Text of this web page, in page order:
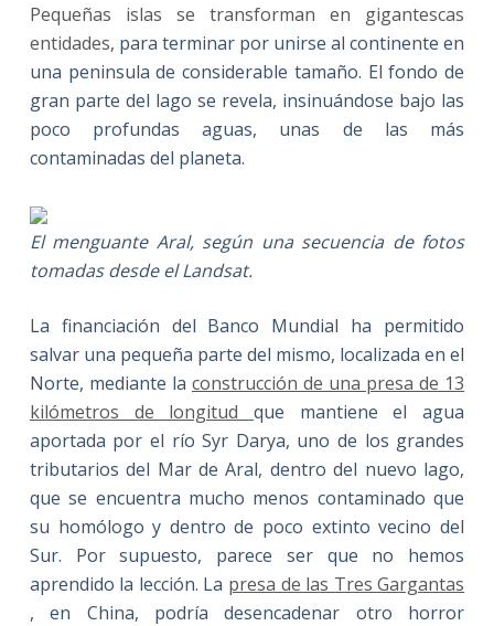
Pequeñas islas se transforman en gigantescas
entidades, para terminar por unirse al continente en
una peninsula de considerable tamaño. El fondo de
gran parte del lago se revela, insinuándose bajo las
poco profundas aguas, unas de las más
contaminadas del planeta.
El menguante Aral, según una secuencia de fotos
tomadas desde el Landsat.
La financiación del Banco Mundial ha permitido
salvar una pequeña parte del mismo, localizada en el
Norte, mediante la construcción de una presa de 13
kilómetros de longitud que mantiene el agua
aportada por el río Syr Darya, uno de los grandes
tributarios del Mar de Aral, dentro del nuevo lago,
que se encuentra mucho menos contaminado que
su homólogo y dentro de poco extinto vecino del
Sur. Por supuesto, parece ser que no hemos
aprendido la lección. La presa de las Tres Gargantas
, en China, podría desencadenar otro horror